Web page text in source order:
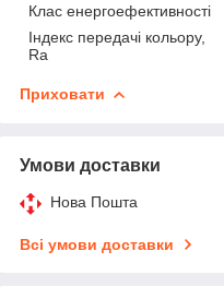
Клас енергоефективності
Індекс передачі кольору,
Ra
Приховати
Умови доставки
Нова Пошта
Всі умови доставки